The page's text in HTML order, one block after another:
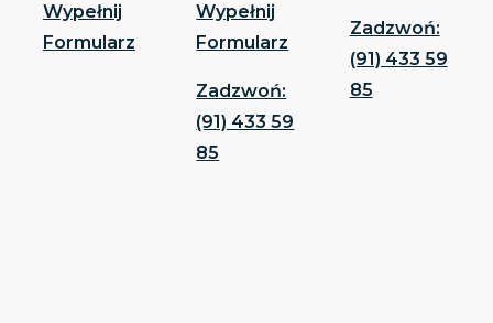
Wypełnij
Formularz
Wypełnij
Formularz
Zadzwoń:
(91) 433 59
85
Zadzwoń:
(91) 433 59
85